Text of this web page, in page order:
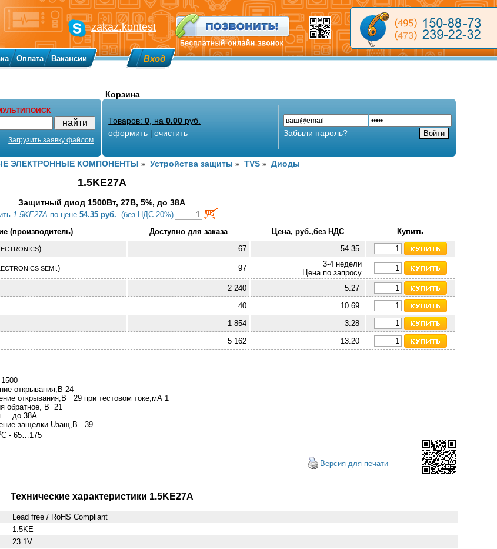
1.5KE27A
Защитный диод 1500Вт, 27В, 5%, до 38А
1.5KE27A по цене 54.35 руб. (без НДС 20%)
(производитель)
Доступно для заказа Цена, руб.,без НДС
Купить
) 67 54.35
SEMI. ) 97
3-4 недели
Цена по запросу
2 240
5.27
40
10.69
1 854
3.28
5 162 13.20
открывания,В 24
открывания,В 29 при тестовом токе,мА 1
обратное, В 21
до 38А
защелки Uзащ,В 39
С - 65…175
Версия для печати
Технические характеристики 1.5KE27A
Lead free / RoHS Compliant
1.5KE
23.1V
ЭЛЕКТРОННЫЕ КОМПОНЕНТЫ » Устройства защиты » TVS» Диоды
zakaz.kontest
Оплата Вакансии Вход
Загрузить заявку файлом
Корзина
Товаров:0 , на0.00 руб.
оформить |очистить Забыли пароль?